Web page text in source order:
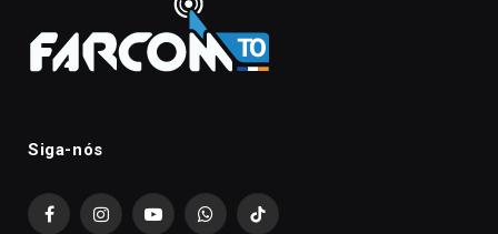
Siga-nós
FacebookInstagramYouTubeWhatsAppTikTok